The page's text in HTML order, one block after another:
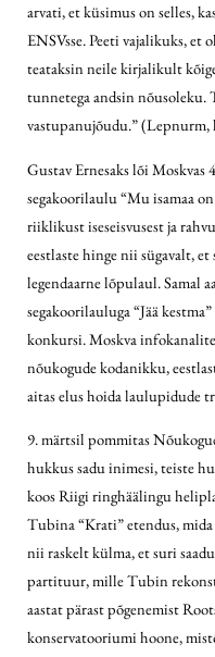
arvati, et küsimus on selles,
ENSVsse. Peeti vajalikuks, et
teataksin neile kirjalikult
tunnetega andsin nõusoleku.
vastupanujõudu.” (Lepnurm,
Gustav Ernesaks lõi Moskvas
segakoorilaulu “Mu isamaa
riiklikust iseseisvusest ja
eestlaste hinge nii sügavalt,
legendaarne lõpulaul. Samal
segakoorilauluga “Jää
konkursi. Moskva
nõukogude kodanikku,
aitas elus hoida laulupidude
9. märtsil pommitas
hukkus sadu inimesi, teiste
koos Riigi ringhäälingu
Tubina “Krati” etendus,
nii raskelt külma, et suri
partituur, mille Tubin
aastat pärast põgenemist
konservatooriumi hoone,